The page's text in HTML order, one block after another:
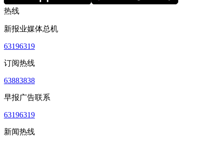
热线
新报业媒体总机
63196319
订阅热线
63883838
早报广告联系
63196319
新闻热线